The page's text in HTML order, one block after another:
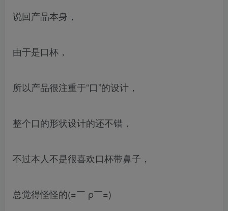
说回产品本身，
由于是口杯，
所以产品很注重于“口”的设计，
整个口的形状设计的还不错，
不过本人不是很喜欢口杯带鼻子，
总觉得怪怪的(=￣ ρ￣=)